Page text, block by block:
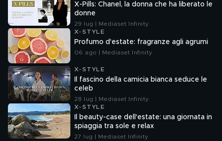
X-Pills: Chanel, la donna che ha liberato le
donne
29 lug | Mediaset Infinity
X-STYLE
Profumo d'estate: fragranze agli agrumi
06 ago | Mediaset Infinity
X-STYLE
Il fascino della camicia bianca seduce le
celeb
28 lug | Mediaset Infinity
X-STYLE
Il beauty-case dell'estate: una giornata in
spiaggia tra sole e relax
27 lug | Mediaset Infinity